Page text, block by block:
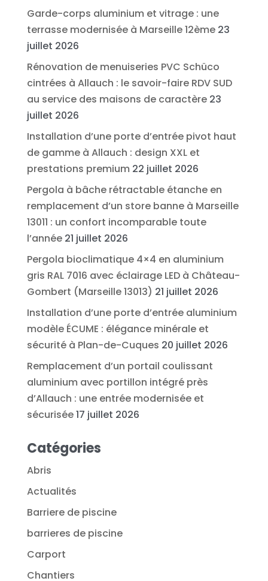
Garde-corps aluminium et vitrage : une
terrasse modernisée à Marseille 12ème 23
juillet 2026
Rénovation de menuiseries PVC Schüco
cintrées à Allauch : le savoir-faire RDV SUD
au service des maisons de caractère 23
juillet 2026
Installation d’une porte d’entrée pivot haut
de gamme à Allauch : design XXL et
prestations premium 22 juillet 2026
Pergola à bâche rétractable étanche en
remplacement d’un store banne à Marseille
13011 : un confort incomparable toute
l’année 21 juillet 2026
Pergola bioclimatique 4×4 en aluminium
gris RAL 7016 avec éclairage LED à Château-
Gombert (Marseille 13013) 21 juillet 2026
Installation d’une porte d’entrée aluminium
modèle ÉCUME : élégance minérale et
sécurité à Plan-de-Cuques 20 juillet 2026
Remplacement d’un portail coulissant
aluminium avec portillon intégré près
d’Allauch : une entrée modernisée et
sécurisée17 juillet 2026
Catégories
Abris
Actualités
Barriere de piscine
barrieres de piscine
Carport
Chantiers